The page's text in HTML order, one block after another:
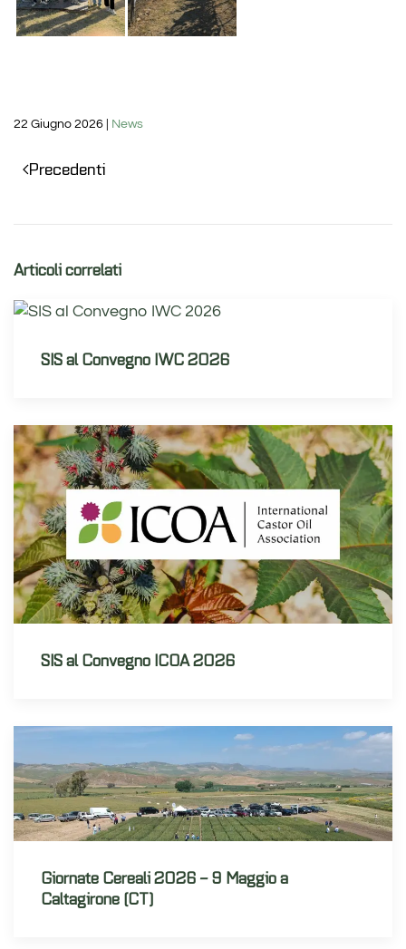
22 Giugno 2026 News
Precedenti
Articoli correlati
SIS al Convegno IWC 2026
SIS al Convegno ICOA 2026
Giornate Cereali 2026 – 9 Maggio a
Caltagirone (CT)